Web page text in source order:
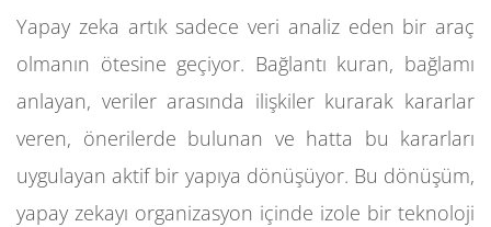
Yapay zeka artık sadece veri analiz eden bir araç
olmanın ötesine geçiyor. Bağlantı kuran, bağlamı
anlayan, veriler arasında ilişkiler kurarak kararlar
veren, önerilerde bulunan ve hatta bu kararları
uygulayan aktif bir yapıya dönüşüyor. Bu dönüşüm,
yapay zekayı organizasyon içinde izole bir teknoloji